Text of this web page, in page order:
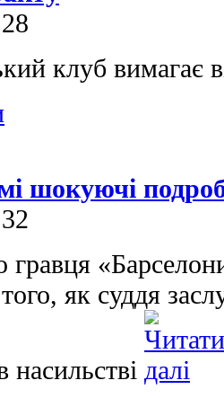
клуб вимагає
шокуючі
як суддя
насильстві